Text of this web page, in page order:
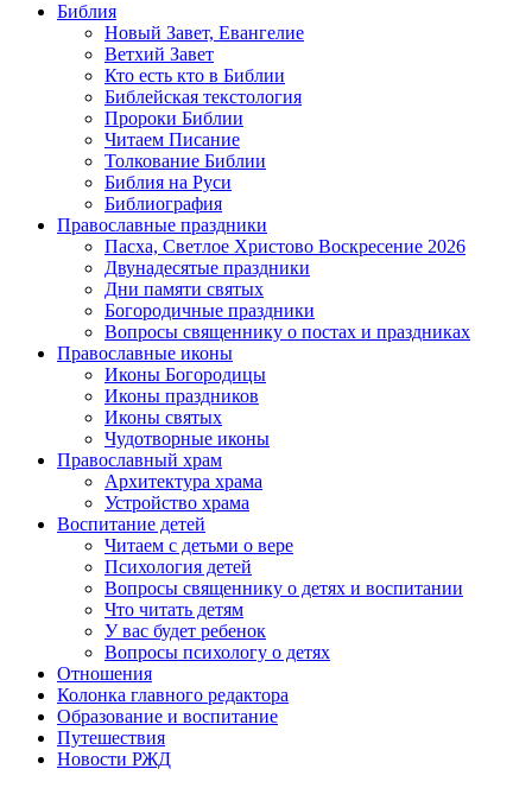
Библия
Новый Завет, Евангелие
Ветхий Завет
Кто есть кто в Библии
Библейская текстология
Пророки Библии
Читаем Писание
Толкование Библии
Библия на Руси
Библиография
Православные праздники
Пасха, Светлое Христово Воскресение 2026
Двунадесятые праздники
Дни памяти святых
Богородичные праздники
Вопросы священнику о постах и праздниках
Православные иконы
Иконы Богородицы
Иконы праздников
Иконы святых
Чудотворные иконы
Православный храм
Архитектура храма
Устройство храма
Воспитание детей
Читаем с детьми о вере
Психология детей
Вопросы священнику о детях и воспитании
Что читать детям
У вас будет ребенок
Вопросы психологу о детях
Отношения
Колонка главного редактора
Образование и воспитание
Путешествия
Новости РЖД